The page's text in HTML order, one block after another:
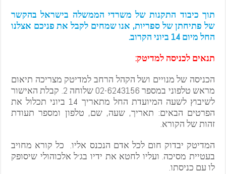
תוך כיבוד התקנות של משרדי הממשלה בישראל בהקשר
של פתיחתן של ספריות, אנו שמחים לקבל את פניכם אצלנו
החל מיום 14 ביוני הקרוב.
תנאים לכניסה למדיטק:
הכניסה של מנויים ושל הקהל הרחב למדיטק מצריכה תיאום
מראש טלפוני במספר 02-6243156 שלוחה 2. קבלת האישור
לשיבוץ לשעה המיועדת החל מתאריך 14 ביוני תכלול את
הפרטים הבאים: תאריך, שעה, שם, טלפון ומספר תעודת
זהות של הקורא.
המדיטק יבדוק חום לכל אדם הנכנס אליו. כל קורא מחויב
בעטיית מסיכה. ועליו לחטא את ידיו בג׳ל אלכוהולי שיסופק
לו עם כניסתו.